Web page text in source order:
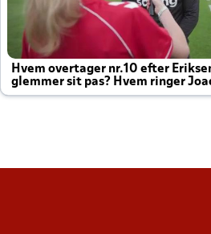
Hvem overtager nr.10 efter
glemmer sit pas? Hvem ringer
altid til efter kampe?